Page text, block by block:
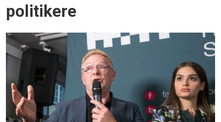
politikere